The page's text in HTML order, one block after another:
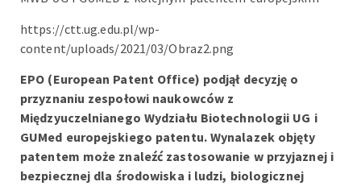
https://ctt.ug.edu.pl/wp-
content/uploads/2021/03/Obraz2.png
EPO (European Patent Office) podjął decyzję o
przyznaniu zespołowi naukowców z
Międzyuczelnianego Wydziału Biotechnologii UG i
GUMed europejskiego patentu. Wynalazek objęty
patentem może znaleźć zastosowanie w przyjaznej i
bezpiecznej dla środowiska i ludzi, biologicznej